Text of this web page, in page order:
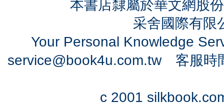
本書店隸屬於華文網股
采舍國際有
Your Personal Knowledge
service@book4u.com.tw客服時
c 2001